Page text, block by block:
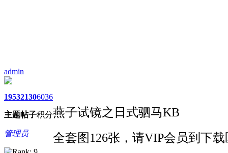
admin
1953
主题
2130
帖子
6036
积分
管理员
燕子试镜之日式驷马KB
全套图126张，请VIP会员到下